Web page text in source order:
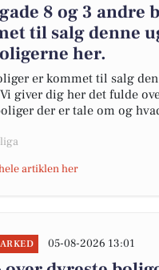
8 og 3 andre
til salg denne
her.
er kommet til salg den
giver dig her det fulde
der er tale om og
artiklen her
05-08-2026 13:01